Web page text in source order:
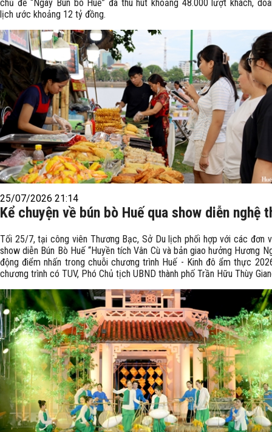
chủ đề “Ngày Bún bò Huế” đã thu hút khoảng 48.000 lượt khách,
lịch ước khoảng 12 tỷ đồng.
25/07/2026 21:14
Kể chuyện về bún bò Huế qua show diễn nghệ
Tối 25/7, tại công viên Thương Bạc, Sở Du lịch phối hợp với các đơn
show diễn Bún Bò Huế “Huyền tích Vân Cù và bản giao hưởng Hương
động điểm nhấn trong chuỗi chương trình Huế - Kinh đô ẩm thực
chương trình có TUV, Phó Chủ tịch UBND thành phố Trần Hữu Thùy